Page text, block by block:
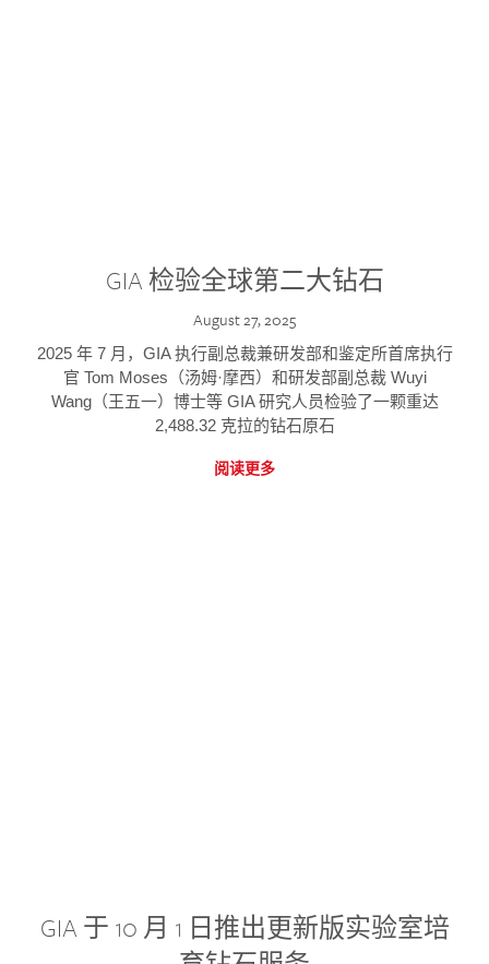
GIA 检验全球第二大钻石
August 27, 2025
2025 年 7 月，GIA 执行副总裁兼研发部和鉴定所首席执行
官 Tom Moses（汤姆·摩西）和研发部副总裁 Wuyi
Wang（王五一）博士等 GIA 研究人员检验了一颗重达
2,488.32 克拉的钻石原石
阅读更多
GIA 于 10 月 1 日推出更新版实验室培